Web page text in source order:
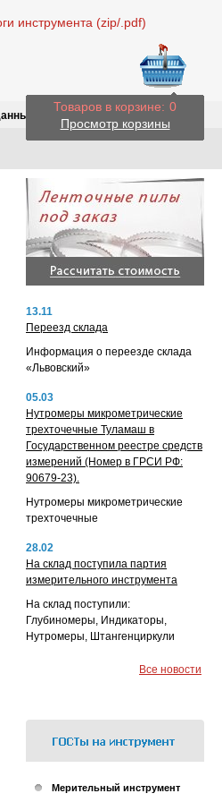
инструмента (zip/.pdf)
Товаров в корзине: 0
Просмотр корзины
13.11
Переезд склада
Информация о переезде склада
«Львовский»
05.03
Нутромеры микрометрические
трехточечные Туламаш в
Государственном реестре средств
измерений (Номер в ГРСИ РФ:
90679-23).
Нутромеры микрометрические
трехточечные
28.02
На склад поступила партия
измерительного инструмента
На склад поступили:
Глубиномеры, Индикаторы,
Нутромеры, Штангенциркули
Все новости
Мерительный инструмент